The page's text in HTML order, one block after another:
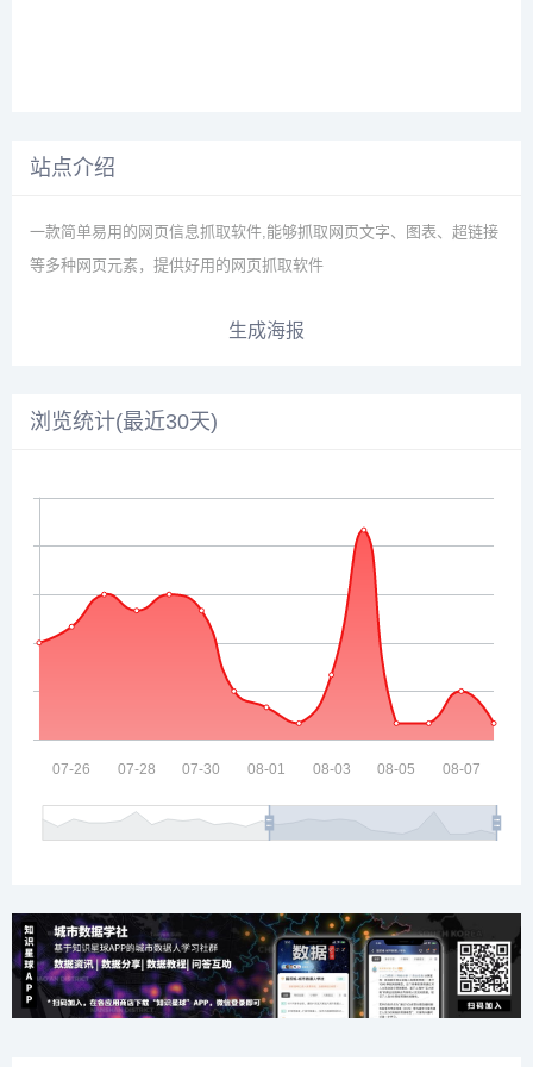
站点介绍
一款简单易用的网页信息抓取软件,能够抓取网页文字、图表、超链接
等多种网页元素，提供好用的网页抓取软件
生成海报
浏览统计(最近30天)